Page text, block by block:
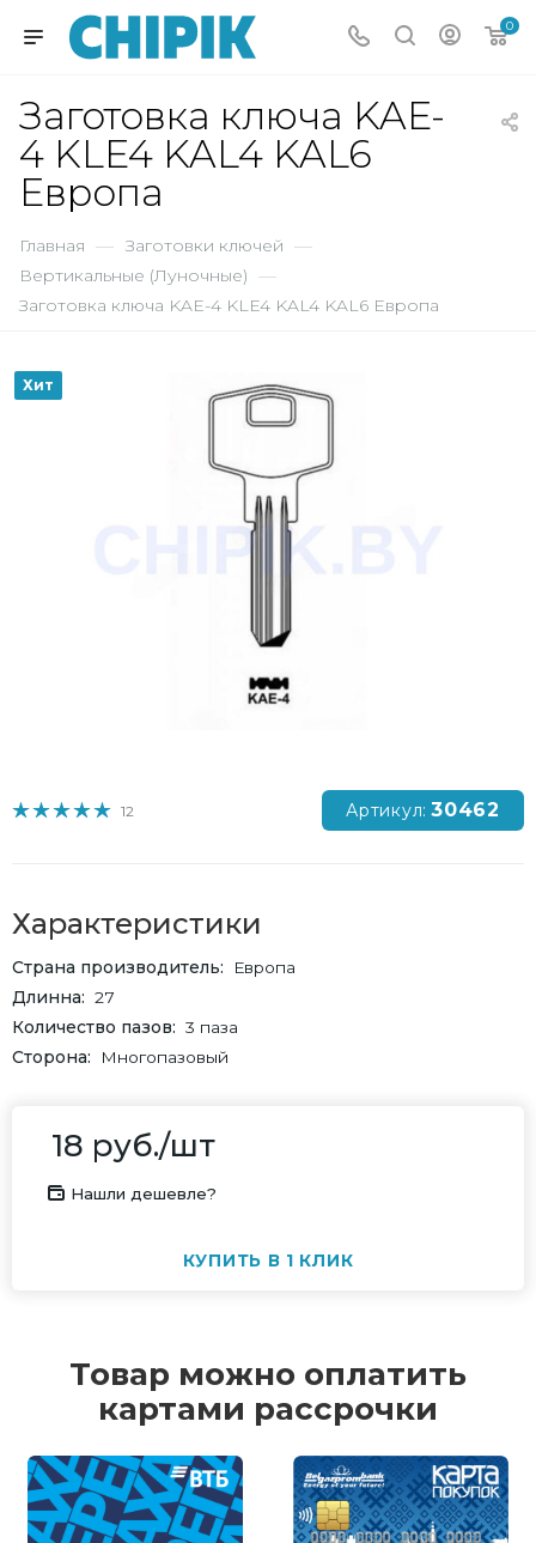
0
Заготовка ключа KAE-
4 KLE4 KAL4 KAL6
Европа
Главная — Заготовки ключей —
Вертикальные (Луночные) —
Заготовка ключа KAE-4 KLE4 KAL4 KAL6 Европа
Хит
12 Артикул: 30462
Характеристики
Страна производитель
Европа
Длинна
27
Количество пазов
3 паза
Сторона
Многопазовый
18 руб./шт
Нашли дешевле?
КУПИТЬ В 1 КЛИК
Товар можно оплатить
картами рассрочки